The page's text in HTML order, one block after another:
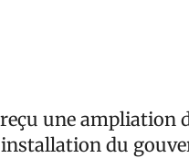
une ampliation
du